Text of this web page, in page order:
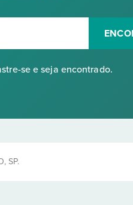
se e seja encontrado.
SP.